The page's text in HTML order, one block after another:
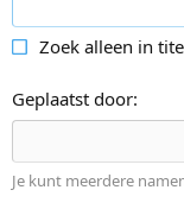
Zoek alleen in
Geplaatst door
Je kunt meerdere